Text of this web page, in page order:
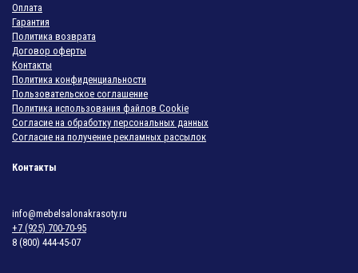
Оплата
Гарантия
Политика возврата
Договор оферты
Контакты
Политика конфиденциальности
Пользовательское соглашение
Политика использования файлов Cookie
Согласие на обработку персональных данных
Согласие на получение рекламных рассылок
Контакты
info@mebelsalonakrasoty.ru
+7 (925) 700-70-95
8 (800) 444-45-07